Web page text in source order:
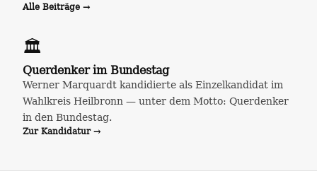
Alle Beiträge →
🏛️
Querdenker im Bundestag
Werner Marquardt kandidierte als Einzelkandidat im
Wahlkreis Heilbronn — unter dem Motto: Querdenker
in den Bundestag.
Zur Kandidatur →